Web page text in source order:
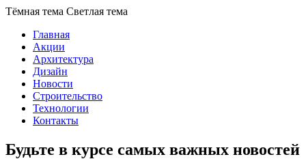
Тёмная тема Светлая тема
Главная
Акции
Архитектура
Дизайн
Новости
Строительство
Технологии
Контакты
Будьте в курсе самых важных новостей